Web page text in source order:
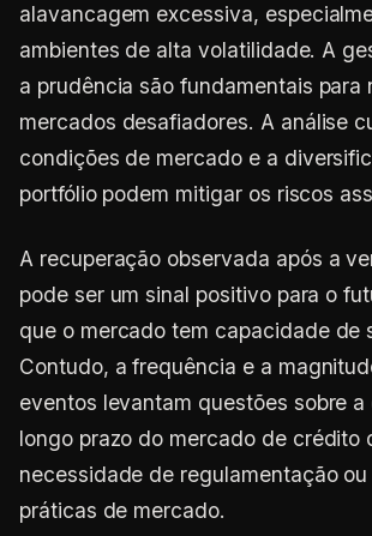
alavancagem excessiva,
ambientes de alta volatilidade. A
a prudência são fundamentais para
mercados desafiadores. A análise
condições de mercado e a
portfólio podem mitigar os riscos
A recuperação observada após a
pode ser um sinal positivo para o
que o mercado tem capacidade de
Contudo, a frequência e a
eventos levantam questões sobre
longo prazo do mercado de crédito
necessidade de regulamentação ou
práticas de mercado.